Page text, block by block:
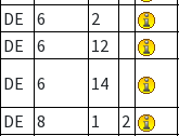
DE
6 2
DE
6 12
DE
6 14
DE
8 1 2